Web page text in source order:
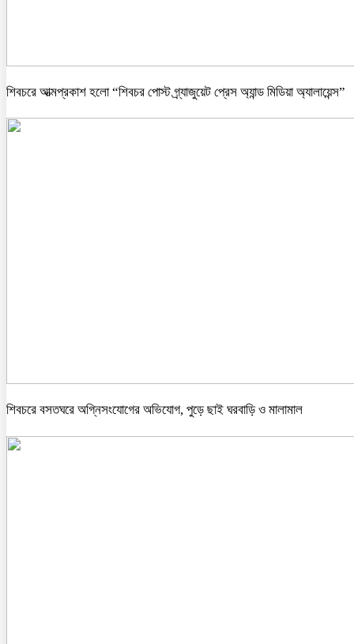
শিবচরে আত্মপ্রকাশ হলো “শিবচর পোস্ট গ্র্যাজুয়েট প্রেস অ্যান্ড মিডিয়া অ্যালায়েন্স”
শিবচরে বসতঘরে অগ্নিসংযোগের অভিযোগ, পুড়ে ছাই ঘরবাড়ি ও মালামাল